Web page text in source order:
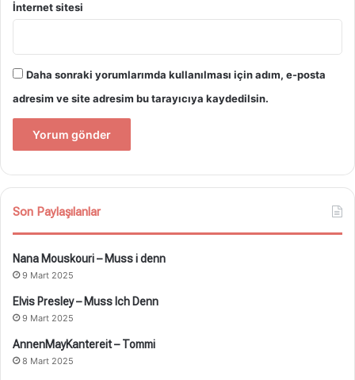
İnternet sitesi
Daha sonraki yorumlarımda kullanılması için adım, e-posta
adresim ve site adresim bu tarayıcıya kaydedilsin.
Son Paylaşılanlar
Nana Mouskouri – Muss i denn
9 Mart 2025
Elvis Presley – Muss Ich Denn
9 Mart 2025
AnnenMayKantereit – Tommi
8 Mart 2025